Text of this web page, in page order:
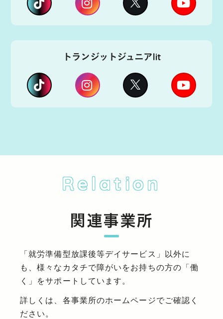
トランジットジュニアlit
Relation
関連事業所
「就労準備型放課後等デイサービス」以外に
も、様々なカタチで障がいをお持ちの方の「働
く」をサポートしています。
詳しくは、各事業所のホームページでご確認く
ださい。